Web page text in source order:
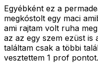
Egyébként ez a
megkóstolt egy maci
ami rajtam volt ruha
az az egy szem ezüst
találtam csak a többi
vesztettem 1 prof pontot.